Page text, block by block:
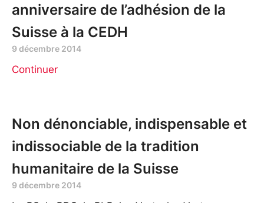
anniversaire de l’adhésion de la
Suisse à la CEDH
9 décembre 2014
Continuer
Non dénonciable, indispensable et
indissociable de la tradition
humanitaire de la Suisse
9 décembre 2014